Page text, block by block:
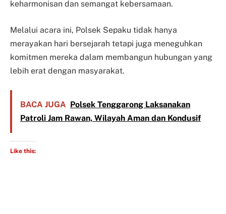
keharmonisan dan semangat kebersamaan.
Melalui acara ini, Polsek Sepaku tidak hanya
merayakan hari bersejarah tetapi juga meneguhkan
komitmen mereka dalam membangun hubungan yang
lebih erat dengan masyarakat.
BACA JUGA Polsek Tenggarong Laksanakan
Patroli Jam Rawan, Wilayah Aman dan Kondusif
Like this: